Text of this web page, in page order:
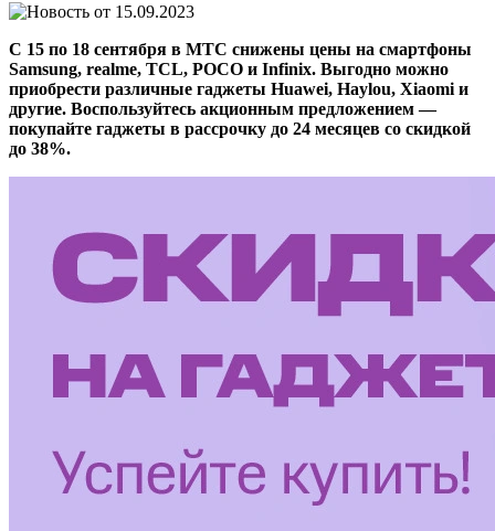
15.09.2023
C 15 по 18 сентября в МТС снижены цены на смартфоны
Samsung, realme, TCL, POCO и Infinix. Выгодно можно
приобрести различные гаджеты Huawei, Haylou, Xiaomi и
другие. Воспользуйтесь акционным предложением —
покупайте гаджеты в рассрочку до 24 месяцев со скидкой
до 38%.